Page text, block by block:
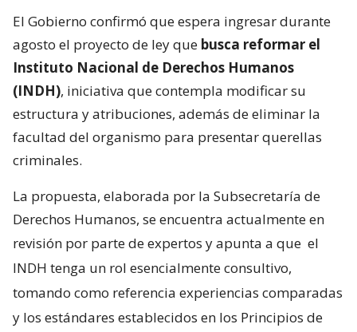
El Gobierno confirmó que espera ingresar durante
agosto el proyecto de ley que busca reformar el
Instituto Nacional de Derechos Humanos
(INDH), iniciativa que contempla modificar su
estructura y atribuciones, además de eliminar la
facultad del organismo para presentar querellas
criminales.
La propuesta, elaborada por la Subsecretaría de
Derechos Humanos, se encuentra actualmente en
revisión por parte de expertos y apunta a que el
INDH tenga un rol esencialmente consultivo,
tomando como referencia experiencias comparadas
y los estándares establecidos en los Principios de